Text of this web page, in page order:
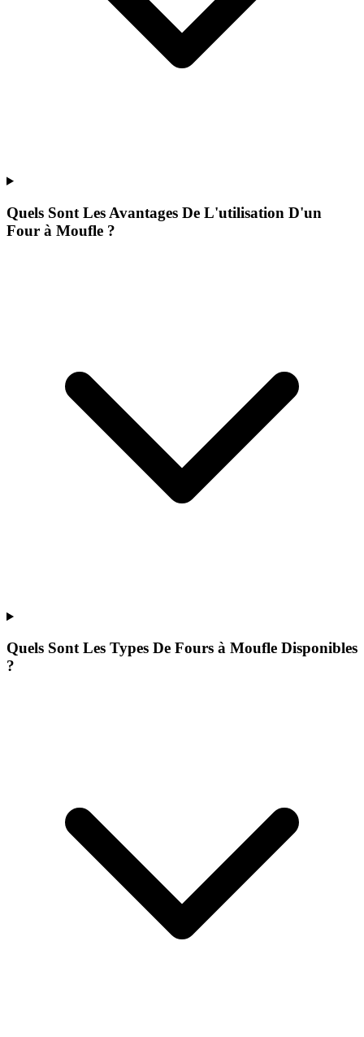
Quels Sont Les Avantages De L'utilisation D'un
Four à Moufle ?
Quels Sont Les Types De Fours à Moufle Disponibles
?